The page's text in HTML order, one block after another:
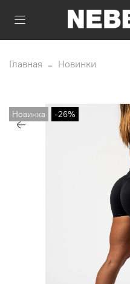
Главная Новинки
Новинка -26%